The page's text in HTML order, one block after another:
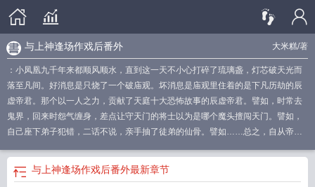
大米糕/著
与上神逢场作戏后番外
：小凤凰九千年来都顺风顺水，直到这一天不小心打碎了琉璃盏，灯芯破天光而
落至凡间。好消息是只烧了一个破庙观。坏消息是庙观里住着的是下凡历劫的辰
虚帝君。那个以一人之力，贡献了天庭十大恐怖故事的辰虚帝君。譬如，时常去
鬼界，回来时怨气缠身，差点让守天门的将士以为是哪个魔头擅闯天门。譬如，
自己座下弟子犯错，二话不说，亲手抽了徒弟的仙骨。譬如……总之，自从帝君
的要成为三界当中第一只短命凤凰？她连夜去找司命天君商讨对策。司命老神在
在道：“此事或许还有些周旋的余地。帝君他现在尚是凡人，凡人的心向来软些。
与上神逢场作戏后番外最新章节